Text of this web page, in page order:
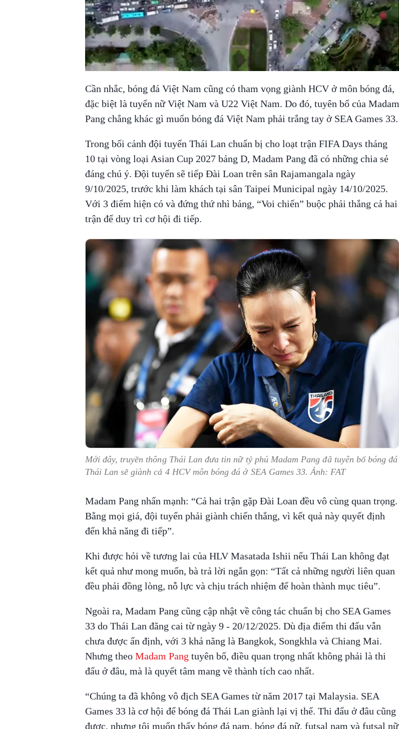
Cần nhắc, bóng đá Việt Nam cũng có tham vọng giành HCV ở môn bóng đá,
đặc biệt là tuyển nữ Việt Nam và U22 Việt Nam. Do đó, tuyên bố của Madam
Pang chẳng khác gì muốn bóng đá Việt Nam phải trắng tay ở SEA Games 33.
Trong bối cảnh đội tuyển Thái Lan chuẩn bị cho loạt trận FIFA Days tháng
10 tại vòng loại Asian Cup 2027 bảng D, Madam Pang đã có những chia sẻ
đáng chú ý. Đội tuyển sẽ tiếp Đài Loan trên sân Rajamangala ngày
9/10/2025, trước khi làm khách tại sân Taipei Municipal ngày 14/10/2025.
Với 3 điểm hiện có và đứng thứ nhì bảng, “Voi chiến” buộc phải thắng cả hai
trận để duy trì cơ hội đi tiếp.
Mới đây, truyền thông Thái Lan đưa tin nữ tỷ phú Madam Pang đã tuyên bố bóng đá
Thái Lan sẽ giành cả 4 HCV môn bóng đá ở SEA Games 33. Ảnh: FAT
Madam Pang nhấn mạnh: “Cả hai trận gặp Đài Loan đều vô cùng quan trọng.
Bằng mọi giá, đội tuyển phải giành chiến thắng, vì kết quả này quyết định
đến khả năng đi tiếp”.
Khi được hỏi về tương lai của HLV Masatada Ishii nếu Thái Lan không đạt
kết quả như mong muốn, bà trả lời ngắn gọn: “Tất cả những người liên quan
đều phải đồng lòng, nỗ lực và chịu trách nhiệm để hoàn thành mục tiêu”.
Ngoài ra, Madam Pang cũng cập nhật về công tác chuẩn bị cho SEA Games
33 do Thái Lan đăng cai từ ngày 9 - 20/12/2025. Dù địa điểm thi đấu vẫn
chưa được ấn định, với 3 khả năng là Bangkok, Songkhla và Chiang Mai.
Nhưng theo Madam Pang tuyên bố, điều quan trọng nhất không phải là thi
đấu ở đâu, mà là quyết tâm mang về thành tích cao nhất.
“Chúng ta đã không vô địch SEA Games từ năm 2017 tại Malaysia. SEA
Games 33 là cơ hội để bóng đá Thái Lan giành lại vị thế. Thi đấu ở đâu cũng
được, nhưng tôi muốn thấy bóng đá nam, bóng đá nữ, futsal nam và futsal nữ